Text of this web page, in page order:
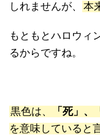
しれませんが、
本
もともとハロウィ
るからですね。
黒色は、 「死」、
を意味していると